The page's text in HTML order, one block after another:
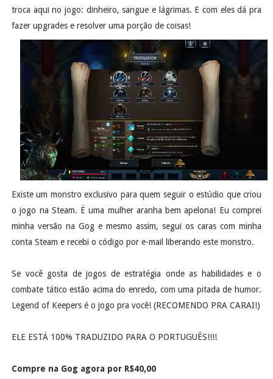
troca aqui no jogo: dinheiro, sangue e lágrimas. E com eles dá pra
fazer upgrades e resolver uma porção de coisas!
Existe um monstro exclusivo para quem seguir o estúdio que criou
o jogo na Steam. É uma mulher aranha bem apelona! Eu comprei
minha versão na Gog e mesmo assim, segui os caras com minha
conta Steam e recebi o código por e-mail liberando este monstro.
Se você gosta de jogos de estratégia onde as habilidades e o
combate tático estão acima do enredo, com uma pitada de humor.
Legend of Keepers é o jogo pra você! (RECOMENDO PRA CARAI!)
ELE ESTÁ 100% TRADUZIDO PARA O PORTUGUÊS!!!!
Compre na Gog agora por R$40,00